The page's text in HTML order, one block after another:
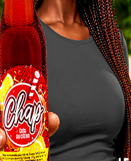
a opposé deux coalitions.
Kolidè-Piyadè-Walidè (en rouge)
Bohou-Tchamdè-Bohou-haut (en
Dans le respect strict de la tradition,
ont démarré avec les Evala de
Malgré l’équilibre initial, la
a rapidement basculé. Les
de 2e puis de 1re année de la
rouge ont imposé leur loi,
victoires et démonstrations de